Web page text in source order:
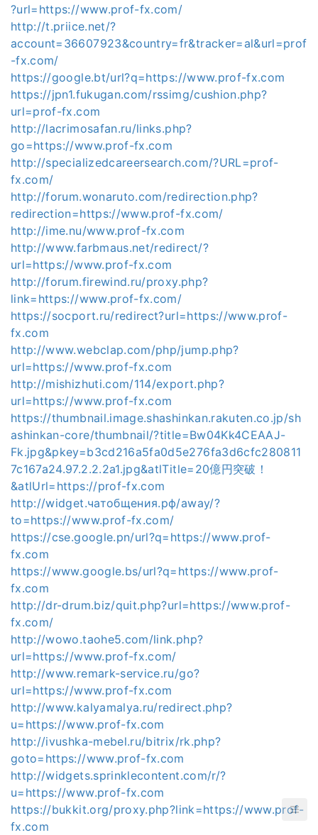
?url=https://www.prof-fx.com/
http://t.priice.net/?
account=36607923&country=fr&tracker=al&url=prof
-fx.com/
https://google.bt/url?q=https://www.prof-fx.com
https://jpn1.fukugan.com/rssimg/cushion.php?
url=prof-fx.com
http://lacrimosafan.ru/links.php?
go=https://www.prof-fx.com
http://specializedcareersearch.com/?URL=prof-
fx.com/
http://forum.wonaruto.com/redirection.php?
redirection=https://www.prof-fx.com/
http://ime.nu/www.prof-fx.com
http://www.farbmaus.net/redirect/?
url=https://www.prof-fx.com
http://forum.firewind.ru/proxy.php?
link=https://www.prof-fx.com/
https://socport.ru/redirect?url=https://www.prof-
fx.com
http://www.webclap.com/php/jump.php?
url=https://www.prof-fx.com
http://mishizhuti.com/114/export.php?
url=https://www.prof-fx.com
https://thumbnail.image.shashinkan.rakuten.co.jp/sh
ashinkan-core/thumbnail/?title=Bw04Kk4CEAAJ-
Fk.jpg&pkey=b3cd216a5fa0d5e276fa3d6cfc280811
7c167a24.97.2.2.2a1.jpg&atlTitle=20億円突破！
&atlUrl=https://prof-fx.com
http://widget.чатобщения.рф/away/?
to=https://www.prof-fx.com/
https://cse.google.pn/url?q=https://www.prof-
fx.com
https://www.google.bs/url?q=https://www.prof-
fx.com
http://dr-drum.biz/quit.php?url=https://www.prof-
fx.com/
http://wowo.taohe5.com/link.php?
url=https://www.prof-fx.com/
http://www.remark-service.ru/go?
url=https://www.prof-fx.com
http://www.kalyamalya.ru/redirect.php?
u=https://www.prof-fx.com
http://ivushka-mebel.ru/bitrix/rk.php?
goto=https://www.prof-fx.com
http://widgets.sprinklecontent.com/r/?
u=https://www.prof-fx.com
https://bukkit.org/proxy.php?link=https://www.prof-
fx.com